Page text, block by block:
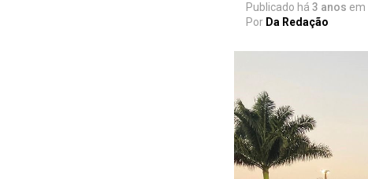
Publicado há 3 anos em
Por Da Redação